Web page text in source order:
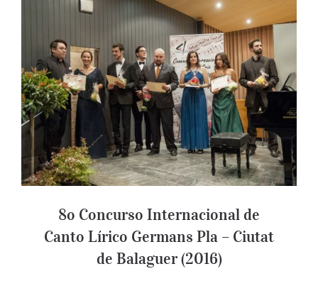
8o Concurso Internacional de Canto
Lírico Germans Pla – Ciutat de Balaguer
(2016)
8o Concurso Internacional de
Canto Lírico Germans Pla – Ciutat
de Balaguer (2016)